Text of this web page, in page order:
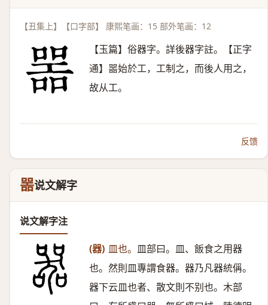
【丑集上】【口字部】 康熙笔画：15 部外笔画：12
【玉篇】俗器字。詳後器字註。【正字
通】噐始於工，工制之，而後人用之，
故从工。
反馈
噐说文解字
说文解字注
(器) 皿也。 皿部曰。皿、飯食之用器
也。然則皿專謂食器。器乃凡器統偁。
器下云皿也者、散文則不别也。木部